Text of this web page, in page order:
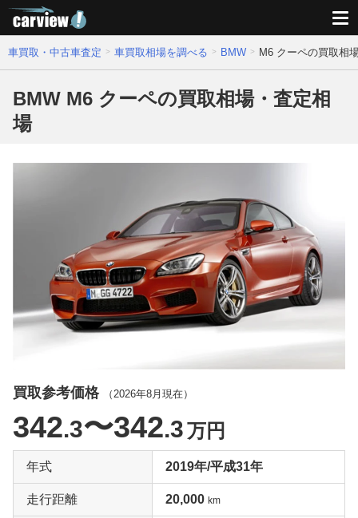
車買取・中古車査定 車買取相場を調べる BMW M6 クーペの買取相
BMW M6 クーペの買取相場・査定相
場
買取参考価格 （ 2026年8月 現在）
342.3〜342.3万円
年式 2019年/平成31年
走行距離 20,000 km